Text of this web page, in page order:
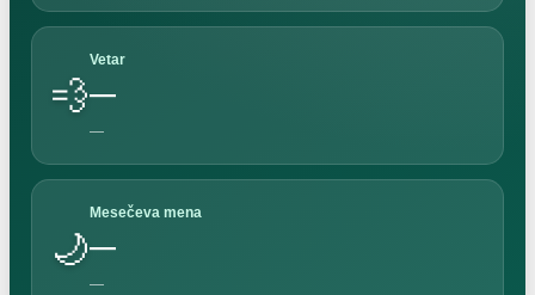
💨
Vetar
—
—
🌙
Mesečeva mena
—
—